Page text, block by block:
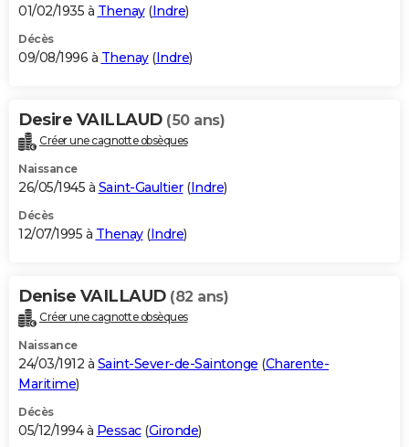
01/02/1935 à Thenay(Indre)
Décès
09/08/1996 à Thenay(Indre)
Desire VAILLAUD (50 ans)
Créer une cagnotte obsèques
Naissance
26/05/1945 à Saint-Gaultier(Indre)
Décès
12/07/1995 à Thenay(Indre)
Denise VAILLAUD (82 ans)
Créer une cagnotte obsèques
Naissance
24/03/1912 à Saint-Sever-de-Saintonge (Charente-
Maritime)
Décès
05/12/1994 à Pessac(Gironde)